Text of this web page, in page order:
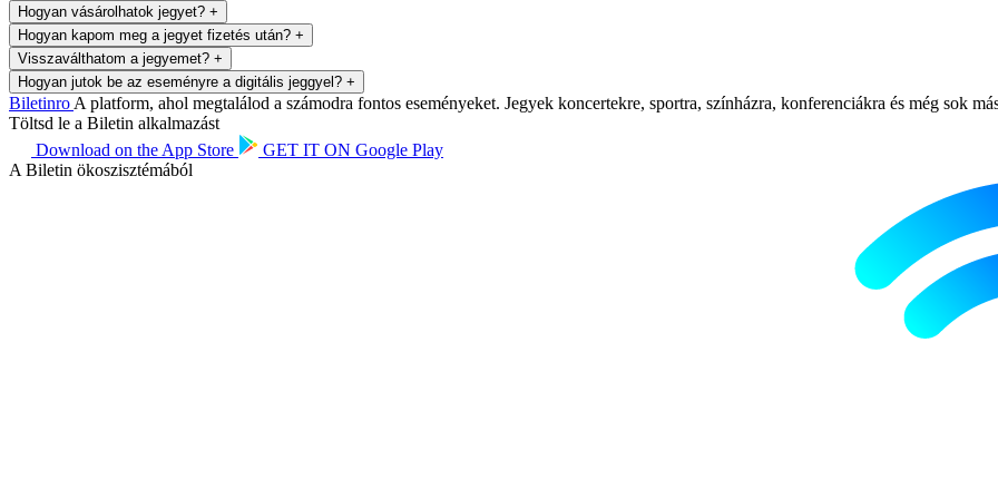
Hogyan vásárolhatok jegyet? +
Hogyan kapom meg a jegyet fizetés után? +
Visszaválthatom a jegyemet? +
Hogyan jutok be az eseményre a digitális jeggyel? +
Biletinro A platform, ahol megtalálod a számodra fontos eseményeket. Jegyek koncertekre, sportra, színházra, konferenciákra és még sok
Töltsd le a Biletin alkalmazást
Download on the App Store GET IT ON Google Play
A Biletin ökoszisztémából